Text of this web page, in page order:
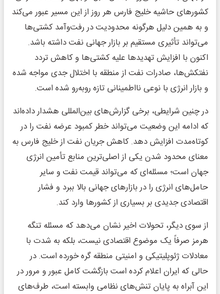
کشورهای حاشیه خلیج فارس هر روز از این مسیر عبور می‌کند
و به همین دلیل هرگونه محدودیت در رفت‌وآمد کشتی‌ها
می‌تواند تأثیری مستقیم بر بازار جهانی نفت داشته باشد.
اکنون با افزایش تهدیدها علیه کشتی‌ها و کاهش تردد
نفتکش‌ها، صادرات نفت از منطقه با اختلال جدی مواجه شده
و بازار انرژی با نوعی نااطمینانی تازه روبه‌رو شده است.
در چنین شرایطی، برخی گزارش‌های بین‌المللی هشدار داده‌اند
که ادامه این وضعیت می‌تواند خطر کمبود عرضه نفت را در
کوتاه‌مدت افزایش دهد. کاهش جریان نفت از خلیج فارس به
معنای محدود شدن یکی از اصلی‌ترین منابع تأمین انرژی
جهان است؛ مسئله‌ای که می‌تواند قیمت نفت و سایر
حامل‌های انرژی را در بازارهای جهانی بالا ببرد و فشار
اقتصادی جدیدی بر بسیاری از کشورها وارد کند.
از سوی دیگر، تحولات اخیر نشان می‌دهد که مسئله تنگه
هرمز صرفاً یک موضوع اقتصادی نیست، بلکه به شدت با
معادلات ژئوپلیتیکی و امنیتی منطقه گره خورده است. در
حالی که ایران اعلام کرده است بازگشت کامل عبور و مرور در
این آبراه به پایان تنش‌های نظامی وابسته است، طرف‌های